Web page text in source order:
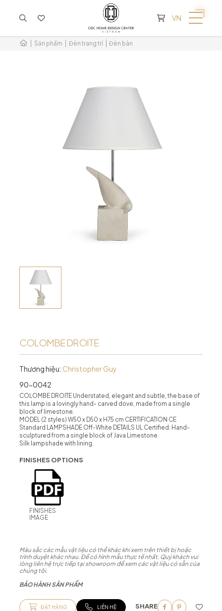
KHÔNG CÓ SẢN PHẨM TRONG GIỎ HÀNG
VN
Sản phẩm Đèn trang trí Đèn bàn
COLOMBE DROITE
Thương hiệu: Christopher Guy
90-0042
COLOMBE DROITE Understated, elegant and subtle, the base of
this lamp is a lovingly hand- carved dove, made from a single
block of limestone.
MODEL (2 styles) W50 x D50 x H75 cm CERTIFICATION CE
Standard LAMPSHADE Off-White DETAILS UL Certified. Hand-
sculptured from a single block of Java Limestone.
Silk lampshade with lining.
FINISHES OPTIONS
FINISHES
IMAGE
Màu sắc các mẫu vật liệu có thể khác khi xem trên thiết bị hoặc
trình duyệt khác nhau. Để có hình mẫu thực tế nhất, Quý khách vui
lòng liên hệ trực tiếp tại showroom để xem các vật liệu có sẵn của
chúng tôi.
BẢO HÀNH SẢN PHẨM
ĐẶT HÀNG LIÊN HỆ SHARE